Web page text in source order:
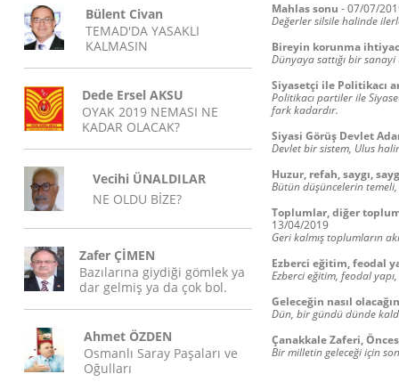
Bülent Civan
TEMAD'DA YASAKLI
KALMASIN
Dede Ersel AKSU
OYAK 2019 NEMASI NE
KADAR OLACAK?
Vecihi ÜNALDILAR
NE OLDU BİZE?
Zafer ÇİMEN
Bazılarına giydiği gömlek ya
dar gelmiş ya da çok bol.
Ahmet ÖZDEN
Osmanlı Saray Paşaları ve
Oğulları
Mahlas sonu -07/07/
Değerler silsile halinde
Bireyin korunma
Dünyaya sattığı bir
Siyasetçi ile Politikacı
Politikacı partiler ile
fark kadardır.
Siyasi Görüş Devlet
Devlet bir sistem, Ulus
Huzur, refah, saygı,
Bütün düşüncelerin
Toplumlar, diğer
13/04/2019
Geri kalmış toplumların
Ezberci eğitim, feodal
Ezberci eğitim, feodal
Geleceğin nasıl
Dün, bir gündü dünde
Çanakkale Zaferi,
Bir milletin geleceği için